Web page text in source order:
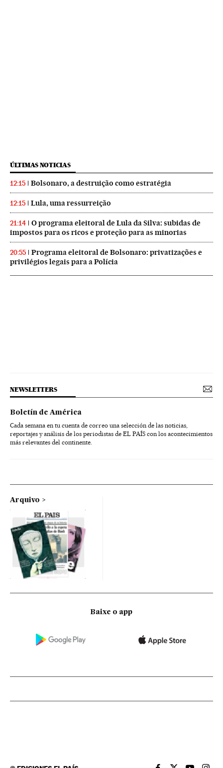
ÚLTIMAS NOTICIAS
12:15 Bolsonaro, a destruição como estratégia
12:15 Lula, uma ressurreição
21:14
O programa eleitoral de Lula da Silva: subidas de
impostos para os ricos e proteção para as minorias
20:55
Programa eleitoral de Bolsonaro: privatizações e
privilégios legais para a Polícia
NEWSLETTERS
Boletín de América
Cada semana en tu cuenta de correo una selección de las noticias,
reportajes y análisis de los periodistas de EL PAÍS con los acontecimientos
más relevantes del continente.
Arquivo
Baixe o app